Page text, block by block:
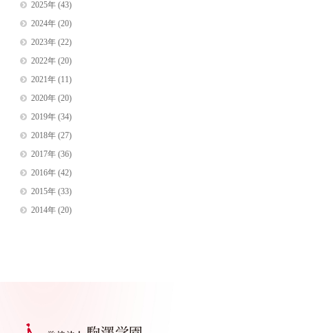
2025年(43)
2024年(20)
2023年(22)
2022年(20)
2021年(11)
2020年(20)
2019年(34)
2018年(27)
2017年(36)
2016年(42)
2015年(33)
2014年(20)